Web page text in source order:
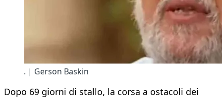
. | Gerson Baskin
Dopo 69 giorni di stallo, la corsa a ostacoli dei